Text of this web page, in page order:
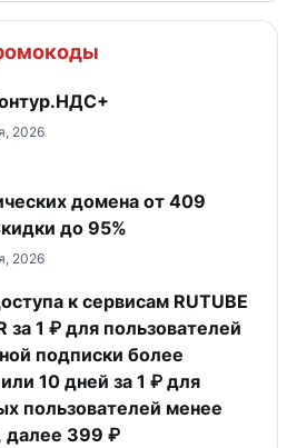
2026
домена от 409
до 95%
2026
к сервисам RUTUBE
за 1 ₽ для пользователей
подписки более
10 дней за 1 ₽ для
пользователей менее
далее 399 ₽